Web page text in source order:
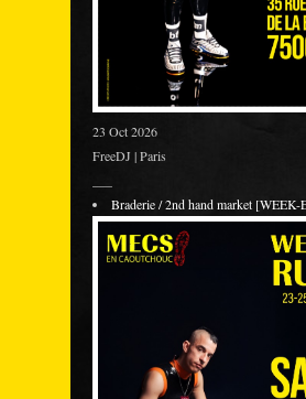
23 Oct 2026
FreeDJ | Paris
Braderie / 2nd hand market